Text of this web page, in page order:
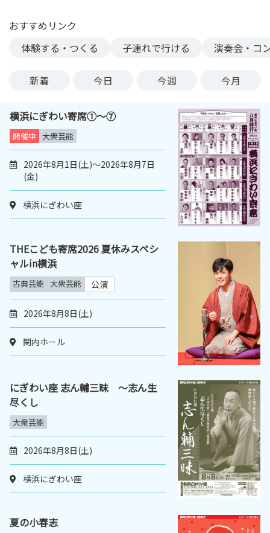
おすすめリンク
体験する・つくる
子連れで行ける 演奏会・コ
新着 今日 今週 今月
横浜にぎわい寄席①～⑦
開催中 大衆芸能
2026年8月1日(土)～2026年8月7日
(金)
横浜にぎわい座
THEこども寄席2026 夏休みスペシ
ャルin横浜
古典芸能 大衆芸能 公演
2026年8月8日(土)
関内ホール
にぎわい座 志ん輔三昧 ～志ん生
尽くし
大衆芸能
2026年8月8日(土)
横浜にぎわい座
夏の小春志